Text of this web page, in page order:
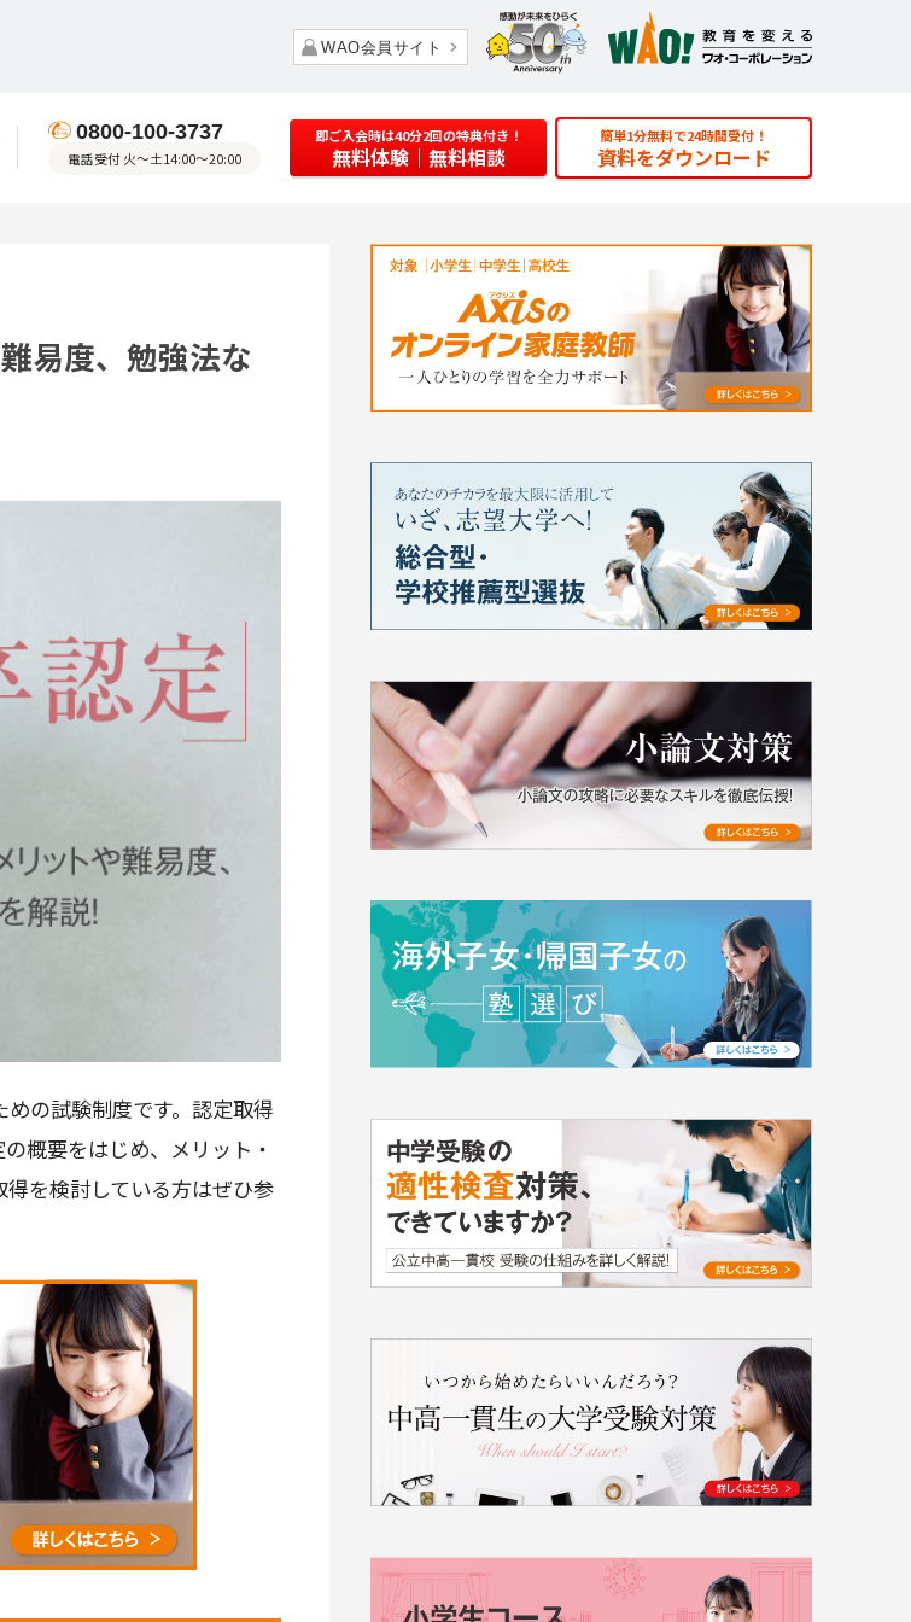
WAO会員サイト
0800-100-3737
電話受付 火～土14:00～20:00
即ご入会時は40分2回の特典付き！
無料体験｜無料相談
簡単1分無料で24時間受付！
資料をダウンロード
易度、勉強法な
の試験制度です。認定取得
概要をはじめ、メリット・
を検討している方はぜひ参